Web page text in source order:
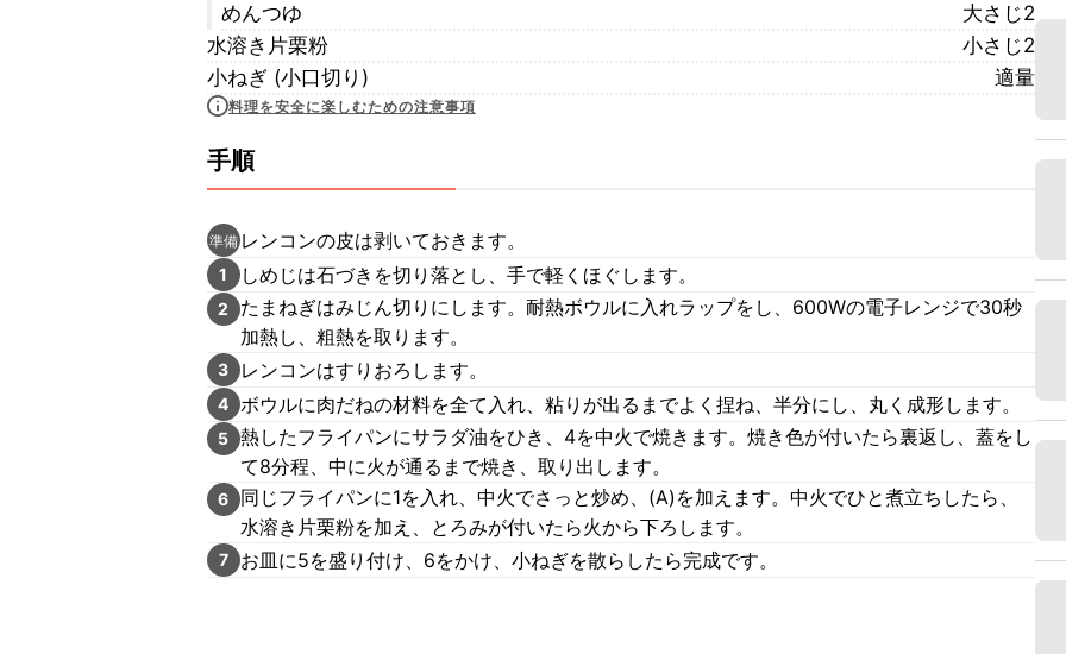
めんつゆ
大さじ2
水溶き片栗粉
小さじ2
小ねぎ (小口切り)
適量
料理を安全に楽しむための注意事項
手順
準備 レンコンの皮は剥いておきます。
1 しめじは石づきを切り落とし、手で軽くほぐします。
2
たまねぎはみじん切りにします。耐熱ボウルに入れラップをし、600Wの電子レンジで30秒
加熱し、粗熱を取ります。
3 レンコンはすりおろします。
4 ボウルに肉だねの材料を全て入れ、粘りが出るまでよく捏ね、半分にし、丸く成形します。
5 熱したフライパンにサラダ油をひき、4を中火で焼きます。焼き色が付いたら裏返し、蓋をし
て8分程、中に火が通るまで焼き、取り出します。
6
同じフライパンに1を入れ、中火でさっと炒め、(A)を加えます。中火でひと煮立ちしたら、
水溶き片栗粉を加え、とろみが付いたら火から下ろします。
7 お皿に5を盛り付け、6をかけ、小ねぎを散らしたら完成です。